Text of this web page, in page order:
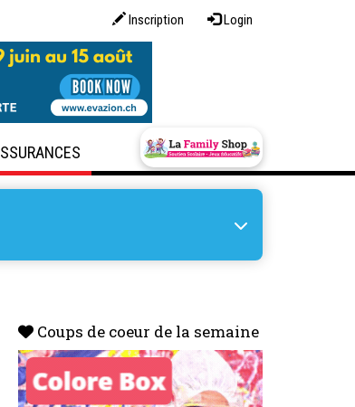
Inscription Login
Coups de coeur de la semaine